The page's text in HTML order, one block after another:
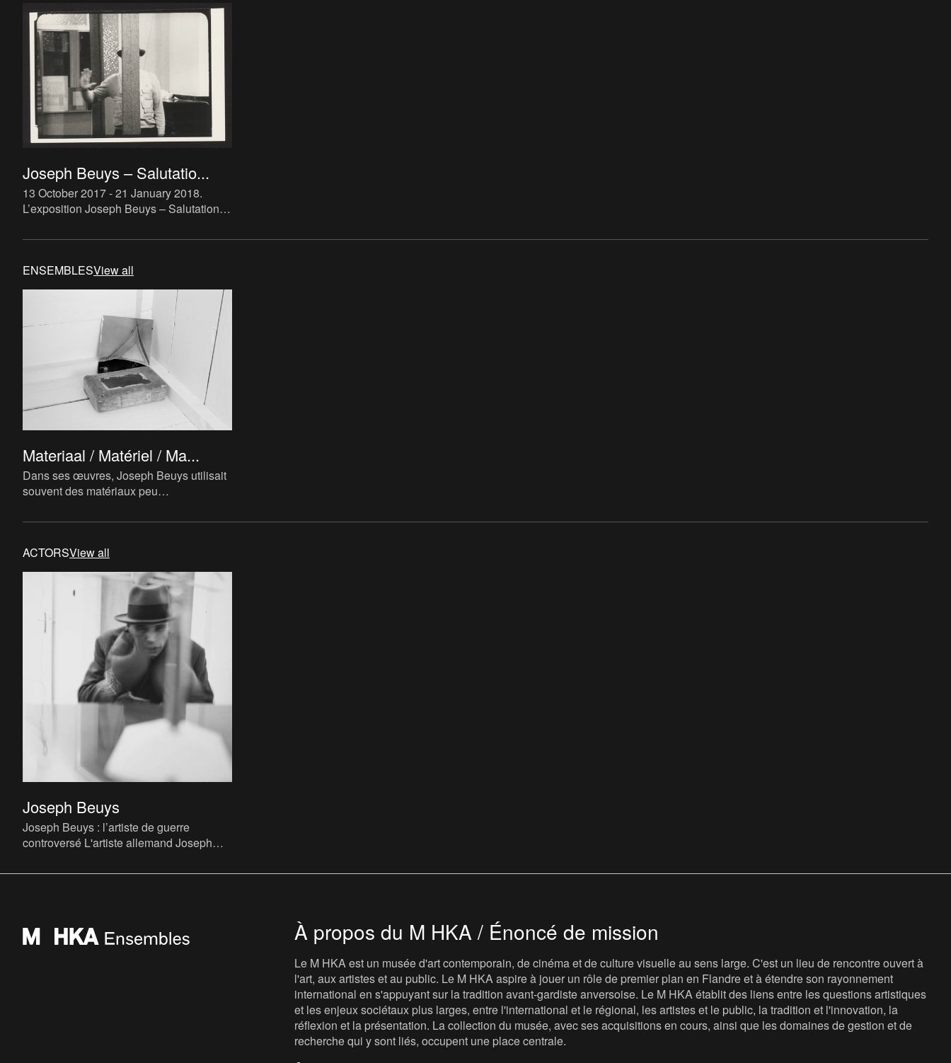
Joseph Beuys – Salutatio...
13 October 2017 - 21 January 2018.
L’exposition Joseph Beuys – Salutations
les activités de Beuys à Anvers durant les
ENSEMBLESView all
Materiaal / Matériel / Ma...
Dans ses œuvres, Joseph Beuys utilisait
souvent des matériaux peu
toutefois une fonction importante.
ACTORSView all
Joseph Beuys
Joseph Beuys : l’artiste de guerre
controversé L'artiste allemand Joseph
Düsseldorf, 1986) affiche dès so
À propos du M HKA / Énoncé de mission
Le M HKA est un musée d'art contemporain, de cinéma et de culture visuelle au sens large. C'est un lieu de rencontre ouvert à
l'art, aux artistes et au public. Le M HKA aspire à jouer un rôle de premier plan en Flandre et à étendre son rayonnement
international en s'appuyant sur la tradition avant-gardiste anversoise. Le M HKA établit des liens entre les questions artistiques
et les enjeux sociétaux plus larges, entre l'international et le régional, les artistes et le public, la tradition et l'innovation, la
réflexion et la présentation. La collection du musée, avec ses acquisitions en cours, ainsi que les domaines de gestion et de
recherche qui y sont liés, occupent une place centrale.